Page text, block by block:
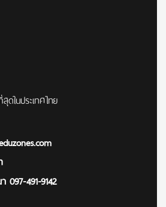
ในประเทศไทย
097-491-9142